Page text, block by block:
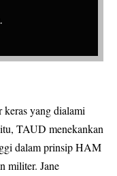
keras yang dialami
TAUD menekankan
dalam prinsip HAM
militer. Jane